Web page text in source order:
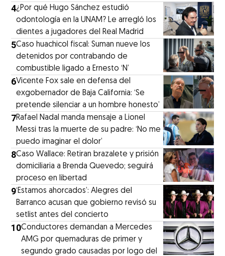
4¿Por qué Hugo Sánchez estudió
odontología en la UNAM? Le arregló los
dientes a jugadores del Real Madrid
5Caso huachicol fiscal: Suman nueve los
detenidos por contrabando de
combustible ligado a Ernesto ‘N’
6Vicente Fox sale en defensa del
exgobernador de Baja California: ‘Se
pretende silenciar a un hombre honesto’
7Rafael Nadal manda mensaje a Lionel
Messi tras la muerte de su padre: ‘No me
puedo imaginar el dolor’
8Caso Wallace: Retiran brazalete y prisión
domiciliaria a Brenda Quevedo; seguirá
proceso en libertad
9‘Estamos ahorcados’: Alegres del
Barranco acusan que gobierno revisó su
setlist antes del concierto
10Conductores demandan a Mercedes
AMG por quemaduras de primer y
segundo grado causadas por logo del